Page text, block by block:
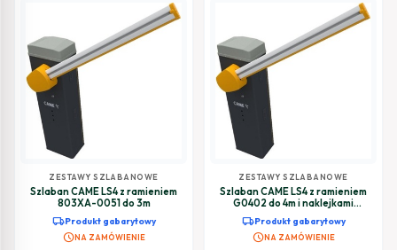
ZESTAWY SZLABANOWE
Szlaban CAME LS4 z ramieniem
803XA-0051 do 3m
local_shippingProdukt gabarytowy
scheduleNA ZAMÓWIENIE
ZESTAWY SZLABANOWE
Szlaban CAME LS4 z ramieniem
G0402 do 4m i naklejkami
local_shippingProdukt gabarytowy
scheduleNA ZAMÓWIENIE